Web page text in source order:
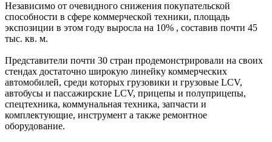
Независимо от очевидного снижения покупательской
способности в сфере коммерческой техники, площадь
экспозиции в этом году выросла на 10% , составив почти 45
тыс. кв. м.
Представители почти 30 стран продемонстрировали на своих
стендах достаточно широкую линейку коммерческих
автомобилей, среди которых грузовики и грузовые LCV,
автобусы и пассажирские LCV, прицепы и полуприцепы,
спецтехника, коммунальная техника, запчасти и
комплектующие, инструмент а также ремонтное
оборудование.